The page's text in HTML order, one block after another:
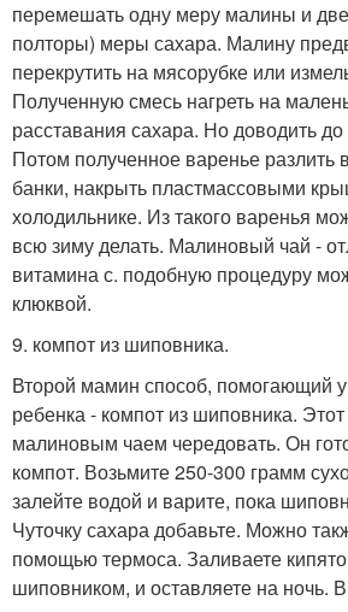
перемешать одну меру малины и
полторы) меры сахара. Малину
перекрутить на мясорубке или
Полученную смесь нагреть на
расставания сахара. Но доводить
Потом полученное варенье разлить
банки, накрыть пластмассовыми
холодильнике. Из такого варенья
всю зиму делать. Малиновый чай -
витамина с. подобную процедуру
клюквой.
9. компот из шиповника.
Второй мамин способ, помогающий
ребенка - компот из шиповника.
малиновым чаем чередовать. Он
компот. Возьмите 250-300 грамм
залейте водой и варите, пока
Чуточку сахара добавьте. Можно
помощью термоса. Заливаете
шиповником, и оставляете на ночь.